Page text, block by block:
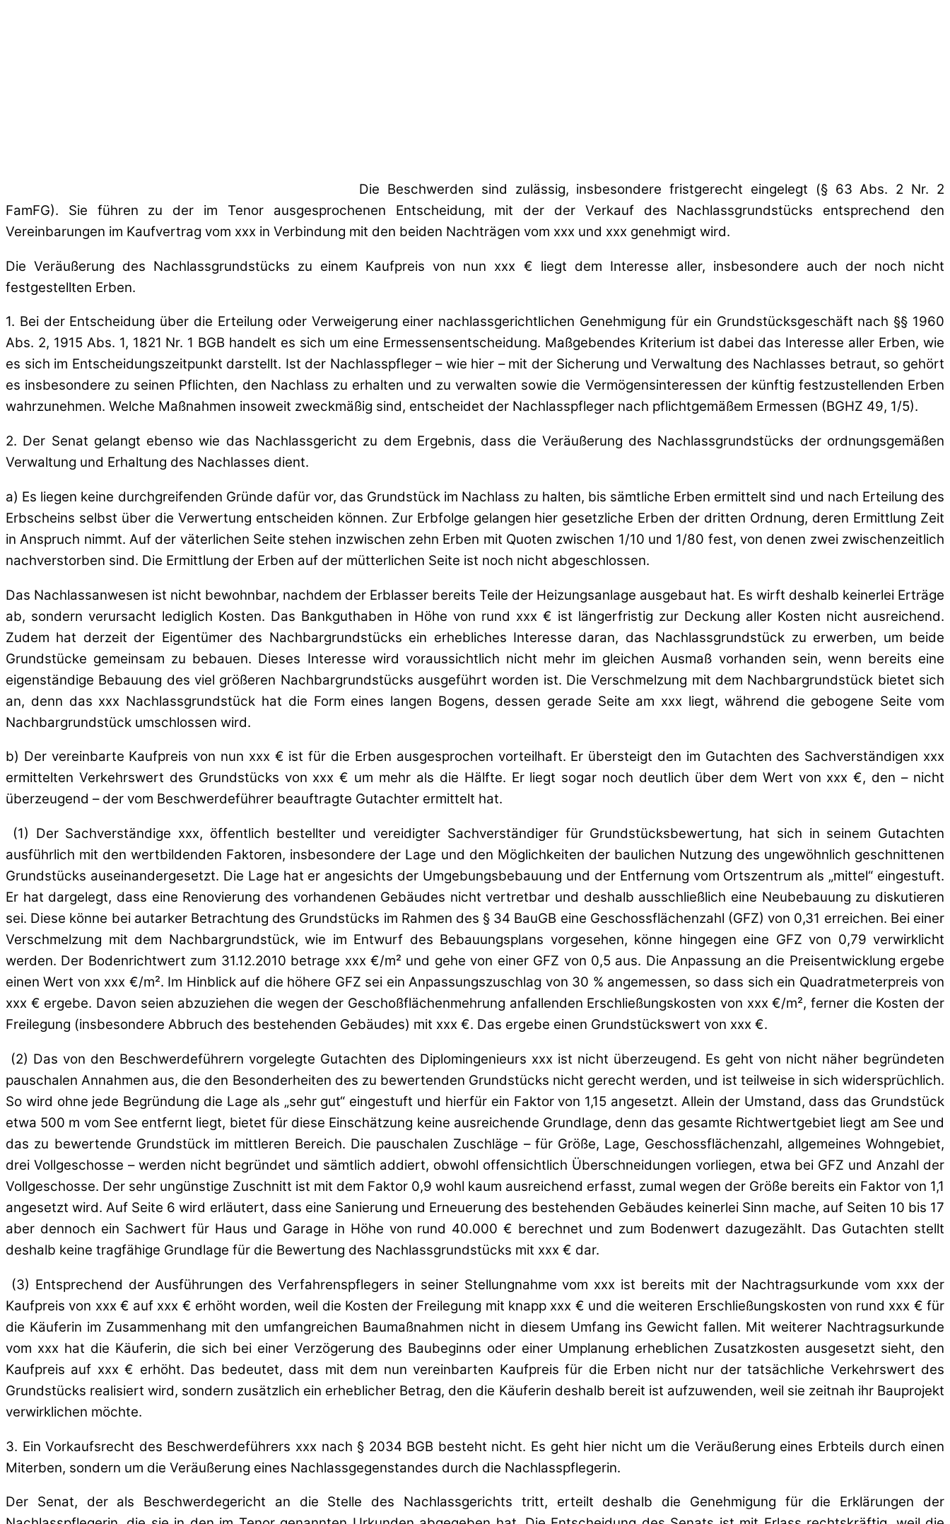
Die Beschwerden sind zulässig, insbesondere fristgerecht eingelegt (§ 63 Abs. 2 Nr. 2
FamFG). Sie führen zu der im Tenor ausgesprochenen Entscheidung, mit der der Verkauf des Nachlassgrundstücks entsprechend den
Vereinbarungen im Kaufvertrag vom xxx in Verbindung mit den beiden Nachträgen vom xxx und xxx genehmigt wird.
Die Veräußerung des Nachlassgrundstücks zu einem Kaufpreis von nun xxx € liegt dem Interesse aller, insbesondere auch der noch nicht
festgestellten Erben.
1. Bei der Entscheidung über die Erteilung oder Verweigerung einer nachlassgerichtlichen Genehmigung für ein Grundstücksgeschäft nach §§ 1960
Abs. 2, 1915 Abs. 1, 1821 Nr. 1 BGB handelt es sich um eine Ermessensentscheidung. Maßgebendes Kriterium ist dabei das Interesse aller Erben, wie
es sich im Entscheidungszeitpunkt darstellt. Ist der Nachlasspfleger – wie hier – mit der Sicherung und Verwaltung des Nachlasses betraut, so gehört
es insbesondere zu seinen Pflichten, den Nachlass zu erhalten und zu verwalten sowie die Vermögensinteressen der künftig festzustellenden Erben
wahrzunehmen. Welche Maßnahmen insoweit zweckmäßig sind, entscheidet der Nachlasspfleger nach pflichtgemäßem Ermessen (BGHZ 49, 1/5).
2. Der Senat gelangt ebenso wie das Nachlassgericht zu dem Ergebnis, dass die Veräußerung des Nachlassgrundstücks der ordnungsgemäßen
Verwaltung und Erhaltung des Nachlasses dient.
a) Es liegen keine durchgreifenden Gründe dafür vor, das Grundstück im Nachlass zu halten, bis sämtliche Erben ermittelt sind und nach Erteilung des
Erbscheins selbst über die Verwertung entscheiden können. Zur Erbfolge gelangen hier gesetzliche Erben der dritten Ordnung, deren Ermittlung Zeit
in Anspruch nimmt. Auf der väterlichen Seite stehen inzwischen zehn Erben mit Quoten zwischen 1/10 und 1/80 fest, von denen zwei zwischenzeitlich
nachverstorben sind. Die Ermittlung der Erben auf der mütterlichen Seite ist noch nicht abgeschlossen.
Das Nachlassanwesen ist nicht bewohnbar, nachdem der Erblasser bereits Teile der Heizungsanlage ausgebaut hat. Es wirft deshalb keinerlei Erträge
ab, sondern verursacht lediglich Kosten. Das Bankguthaben in Höhe von rund xxx € ist längerfristig zur Deckung aller Kosten nicht ausreichend.
Zudem hat derzeit der Eigentümer des Nachbargrundstücks ein erhebliches Interesse daran, das Nachlassgrundstück zu erwerben, um beide
Grundstücke gemeinsam zu bebauen. Dieses Interesse wird voraussichtlich nicht mehr im gleichen Ausmaß vorhanden sein, wenn bereits eine
eigenständige Bebauung des viel größeren Nachbargrundstücks ausgeführt worden ist. Die Verschmelzung mit dem Nachbargrundstück bietet sich
an, denn das xxx Nachlassgrundstück hat die Form eines langen Bogens, dessen gerade Seite am xxx liegt, während die gebogene Seite vom
Nachbargrundstück umschlossen wird.
b) Der vereinbarte Kaufpreis von nun xxx € ist für die Erben ausgesprochen vorteilhaft. Er übersteigt den im Gutachten des Sachverständigen xxx
ermittelten Verkehrswert des Grundstücks von xxx € um mehr als die Hälfte. Er liegt sogar noch deutlich über dem Wert von xxx €, den – nicht
überzeugend – der vom Beschwerdeführer beauftragte Gutachter ermittelt hat.
(1) Der Sachverständige xxx, öffentlich bestellter und vereidigter Sachverständiger für Grundstücksbewertung, hat sich in seinem Gutachten
ausführlich mit den wertbildenden Faktoren, insbesondere der Lage und den Möglichkeiten der baulichen Nutzung des ungewöhnlich geschnittenen
Grundstücks auseinandergesetzt. Die Lage hat er angesichts der Umgebungsbebauung und der Entfernung vom Ortszentrum als „mittel“ eingestuft.
Er hat dargelegt, dass eine Renovierung des vorhandenen Gebäudes nicht vertretbar und deshalb ausschließlich eine Neubebauung zu diskutieren
sei. Diese könne bei autarker Betrachtung des Grundstücks im Rahmen des § 34 BauGB eine Geschossflächenzahl (GFZ) von 0,31 erreichen. Bei einer
Verschmelzung mit dem Nachbargrundstück, wie im Entwurf des Bebauungsplans vorgesehen, könne hingegen eine GFZ von 0,79 verwirklicht
werden. Der Bodenrichtwert zum 31.12.2010 betrage xxx €/m² und gehe von einer GFZ von 0,5 aus. Die Anpassung an die Preisentwicklung ergebe
einen Wert von xxx €/m². Im Hinblick auf die höhere GFZ sei ein Anpassungszuschlag von 30 % angemessen, so dass sich ein Quadratmeterpreis von
xxx € ergebe. Davon seien abzuziehen die wegen der Geschoßflächenmehrung anfallenden Erschließungskosten von xxx €/m², ferner die Kosten der
Freilegung (insbesondere Abbruch des bestehenden Gebäudes) mit xxx €. Das ergebe einen Grundstückswert von xxx €.
(2) Das von den Beschwerdeführern vorgelegte Gutachten des Diplomingenieurs xxx ist nicht überzeugend. Es geht von nicht näher begründeten
pauschalen Annahmen aus, die den Besonderheiten des zu bewertenden Grundstücks nicht gerecht werden, und ist teilweise in sich widersprüchlich.
So wird ohne jede Begründung die Lage als „sehr gut“ eingestuft und hierfür ein Faktor von 1,15 angesetzt. Allein der Umstand, dass das Grundstück
etwa 500 m vom See entfernt liegt, bietet für diese Einschätzung keine ausreichende Grundlage, denn das gesamte Richtwertgebiet liegt am See und
das zu bewertende Grundstück im mittleren Bereich. Die pauschalen Zuschläge – für Größe, Lage, Geschossflächenzahl, allgemeines Wohngebiet,
drei Vollgeschosse – werden nicht begründet und sämtlich addiert, obwohl offensichtlich Überschneidungen vorliegen, etwa bei GFZ und Anzahl der
Vollgeschosse. Der sehr ungünstige Zuschnitt ist mit dem Faktor 0,9 wohl kaum ausreichend erfasst, zumal wegen der Größe bereits ein Faktor von 1,1
angesetzt wird. Auf Seite 6 wird erläutert, dass eine Sanierung und Erneuerung des bestehenden Gebäudes keinerlei Sinn mache, auf Seiten 10 bis 17
aber dennoch ein Sachwert für Haus und Garage in Höhe von rund 40.000 € berechnet und zum Bodenwert dazugezählt. Das Gutachten stellt
deshalb keine tragfähige Grundlage für die Bewertung des Nachlassgrundstücks mit xxx € dar.
(3) Entsprechend der Ausführungen des Verfahrenspflegers in seiner Stellungnahme vom xxx ist bereits mit der Nachtragsurkunde vom xxx der
Kaufpreis von xxx € auf xxx € erhöht worden, weil die Kosten der Freilegung mit knapp xxx € und die weiteren Erschließungskosten von rund xxx € für
die Käuferin im Zusammenhang mit den umfangreichen Baumaßnahmen nicht in diesem Umfang ins Gewicht fallen. Mit weiterer Nachtragsurkunde
vom xxx hat die Käuferin, die sich bei einer Verzögerung des Baubeginns oder einer Umplanung erheblichen Zusatzkosten ausgesetzt sieht, den
Kaufpreis auf xxx € erhöht. Das bedeutet, dass mit dem nun vereinbarten Kaufpreis für die Erben nicht nur der tatsächliche Verkehrswert des
Grundstücks realisiert wird, sondern zusätzlich ein erheblicher Betrag, den die Käuferin deshalb bereit ist aufzuwenden, weil sie zeitnah ihr Bauprojekt
verwirklichen möchte.
3. Ein Vorkaufsrecht des Beschwerdeführers xxx nach § 2034 BGB besteht nicht. Es geht hier nicht um die Veräußerung eines Erbteils durch einen
Miterben, sondern um die Veräußerung eines Nachlassgegenstandes durch die Nachlasspflegerin.
Der Senat, der als Beschwerdegericht an die Stelle des Nachlassgerichts tritt, erteilt deshalb die Genehmigung für die Erklärungen der